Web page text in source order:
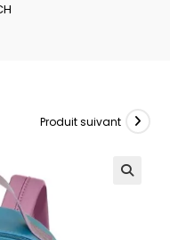
Produit suivant